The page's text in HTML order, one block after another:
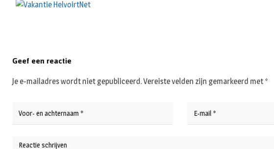
Geef een reactie
Je e-mailadres wordt niet gepubliceerd.Vereiste velden zijn gemarkeerd met *